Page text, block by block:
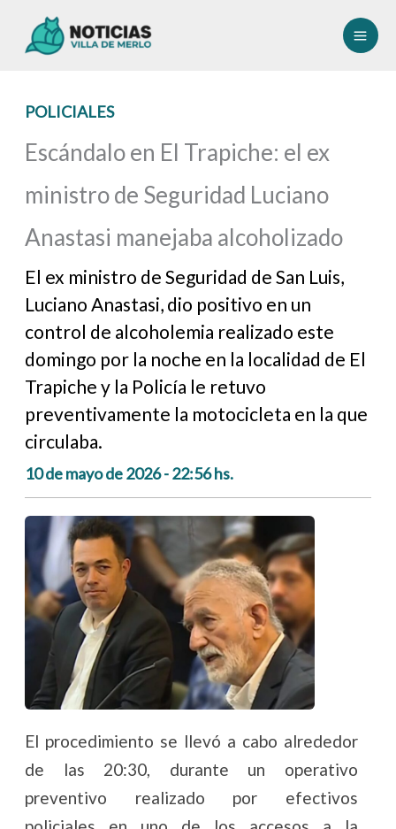
POLICIALES
Escándalo en El Trapiche: el ex
ministro de Seguridad Luciano
Anastasi manejaba alcoholizado
El ex ministro de Seguridad de San Luis,
Luciano Anastasi, dio positivo en un
control de alcoholemia realizado este
domingo por la noche en la localidad de El
Trapiche y la Policía le retuvo
preventivamente la motocicleta en la que
circulaba.
10 de mayo de 2026 - 22:56 hs.
El procedimiento se llevó a cabo alrededor
de las 20:30, durante un operativo
preventivo realizado por efectivos